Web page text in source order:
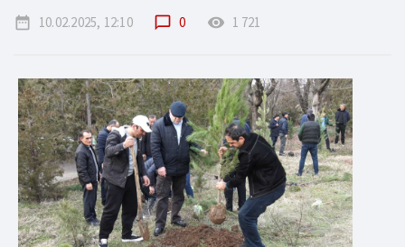
date_range 10.02.2025, 12:10 chat_bubble_outline 0 remove_red_eye 1 721